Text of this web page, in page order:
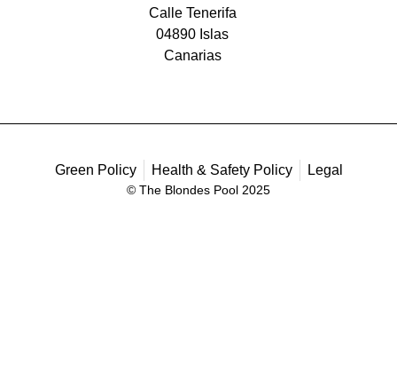
Calle Tenerifa
04890 Islas
Canarias
Green Policy Health & Safety Policy Legal
© The Blondes Pool 2025